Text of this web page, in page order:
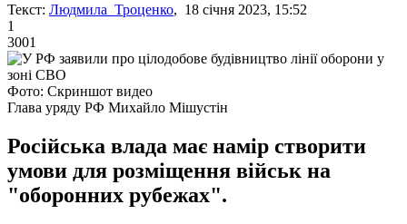
Текст: Людмила Троценко, 18 січня 2023, 15:52
1
3001
Фото: Скриншот видео
Глава уряду РФ Михайло Мішустін
Російська влада має намір створити
умови для розміщення військ на
"оборонних рубежах".